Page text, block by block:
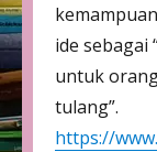
ide sebagai
untuk
tulang”.
https://